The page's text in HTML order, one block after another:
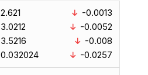
2.621
3.0212
3.5216
0.032024
-0.0013
-0.0052
-0.008
-0.0257